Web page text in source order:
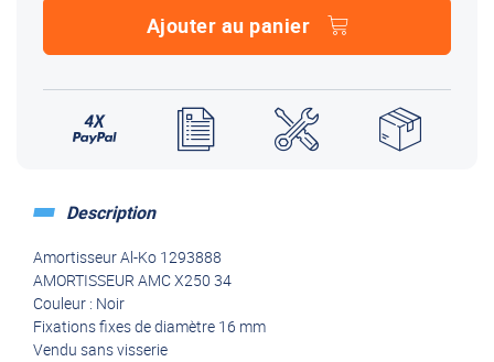
Ajouter au panier
Description
Amortisseur Al-Ko 1293888
AMORTISSEUR AMC X250 34
Couleur : Noir
Fixations fixes de diamètre 16 mm
Vendu sans visserie